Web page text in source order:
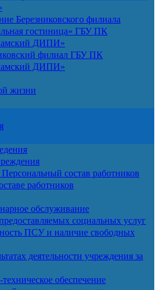
Березниковского филиала
гостиница» ГБУ ПК
ДИПИ»
филиал ГБУ ПК
ДИПИ»
жизни
состав работников
работников
обслуживание
социальных услуг
ПСУ и наличие свободных
деятельности учреждения за
обеспечение